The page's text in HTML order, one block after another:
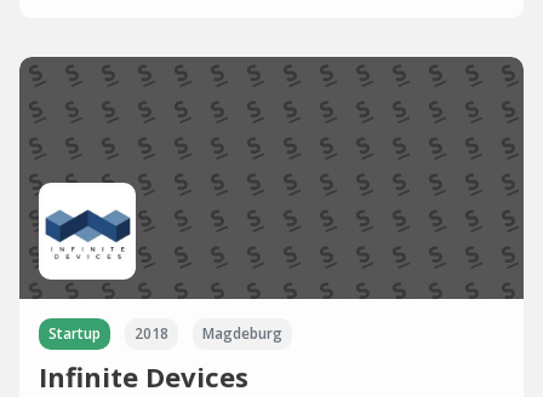
Startup 2018 Magdeburg
Infinite Devices